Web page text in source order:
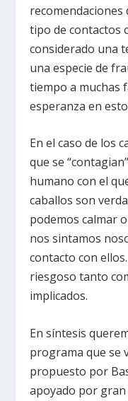
tipo de contactos
considerado una
una especie de
tiempo a muchas
esperanza en
En el caso de los
que se
humano con el
caballos son
podemos calmar
nos sintamos
contacto con
riesgoso tanto
implicados.
En síntesis
programa que se
propuesto por
apoyado por gran